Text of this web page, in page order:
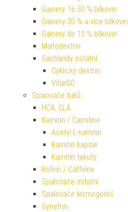
Gainery 16-30 % bílkovin
Gainery 30 % a více bílkovin
Gainery do 15 % bílkovin
Maltodextrin
Sacharidy ostatní
Cyklický dextrin
VitarGO
Spalovače tuků
HCA, CLA
Karnitin / Carnitine
Acetyl L-karnitin
Karnitin kapsle
Karnitin tekutý
Kofein / Caffeine
Spalovače ostatní
Spalovače termogenní
Synefrin